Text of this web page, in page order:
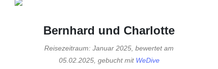
Bernhard und Charlotte
Reisezeitraum: Januar 2025, bewertet am
05.02.2025, gebucht mit WeDive